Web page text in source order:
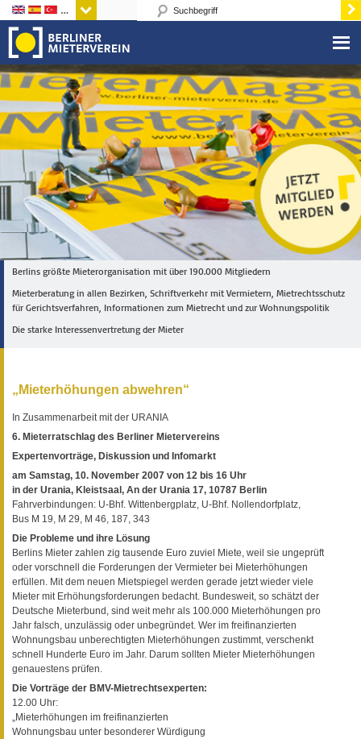
Sprachen
Berlins größte Mieterorganisation mit über 190.000 Mitgliedern
Mieterberatung in allen Bezirken, Schriftverkehr mit Vermietern, Mietrechtsschutz
für Gerichtsverfahren, Informationen zum Mietrecht und zur Wohnungspolitik
Die starke Interessenvertretung der Mieter
„Mieterhöhungen abwehren“
In Zusammenarbeit mit der URANIA
6. Mieterratschlag des Berliner Mietervereins
Expertenvorträge, Diskussion und Infomarkt
am Samstag, 10. November 2007 von 12 bis 16 Uhr
in der Urania, Kleistsaal, An der Urania 17, 10787 Berlin
Fahrverbindungen: U-Bhf. Wittenbergplatz, U-Bhf. Nollendorfplatz,
Bus M 19, M 29, M 46, 187, 343
Die Probleme und ihre Lösung
Berlins Mieter zahlen zig tausende Euro zuviel Miete, weil sie ungeprüft
oder vorschnell die Forderungen der Vermieter bei Mieterhöhungen
erfüllen. Mit dem neuen Mietspiegel werden gerade jetzt wieder viele
Mieter mit Erhöhungsforderungen bedacht. Bundesweit, so schätzt der
Deutsche Mieterbund, sind weit mehr als 100.000 Mieterhöhungen pro
Jahr falsch, unzulässig oder unbegründet. Wer im freifinanzierten
Wohnungsbau unberechtigten Mieterhöhungen zustimmt, verschenkt
schnell Hunderte Euro im Jahr. Darum sollten Mieter Mieterhöhungen
genauestens prüfen.
Die Vorträge der BMV-Mietrechtsexperten:
12.00 Uhr:
„Mieterhöhungen im freifinanzierten
Wohnungsbau unter besonderer Würdigung